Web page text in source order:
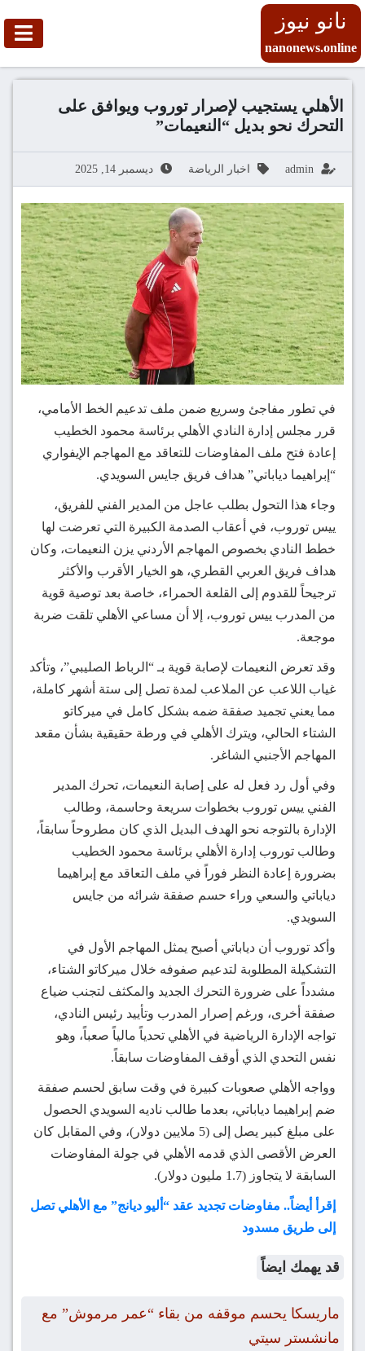
نانو نيوز
nanonews.online
الأهلي يستجيب لإصرار توروب ويوافق على
التحرك نحو بديل “النعيمات”
admin اخبار الرياضة ديسمبر 14, 2025
في تطور مفاجئ وسريع ضمن ملف تدعيم الخط الأمامي،
قرر مجلس إدارة النادي الأهلي برئاسة محمود الخطيب
إعادة فتح ملف المفاوضات للتعاقد مع المهاجم الإيفواري
“إبراهيما دياباتي” هداف فريق جايس السويدي.
وجاء هذا التحول بطلب عاجل من المدير الفني للفريق،
ييس توروب، في أعقاب الصدمة الكبيرة التي تعرضت لها
خطط النادي بخصوص المهاجم الأردني يزن النعيمات، وكان
هداف فريق العربي القطري، هو الخيار الأقرب والأكثر
ترجيحاً للقدوم إلى القلعة الحمراء، خاصة بعد توصية قوية
من المدرب ييس توروب، إلا أن مساعي الأهلي تلقت ضربة
موجعة.
وقد تعرض النعيمات لإصابة قوية بـ “الرباط الصليبي”، وتأكد
غياب اللاعب عن الملاعب لمدة تصل إلى ستة أشهر كاملة،
مما يعني تجميد صفقة ضمه بشكل كامل في ميركاتو
الشتاء الحالي، ويترك الأهلي في ورطة حقيقية بشأن مقعد
المهاجم الأجنبي الشاغر.
وفي أول رد فعل له على إصابة النعيمات، تحرك المدير
الفني ييس توروب بخطوات سريعة وحاسمة، وطالب
الإدارة بالتوجه نحو الهدف البديل الذي كان مطروحاً سابقاً،
وطالب توروب إدارة الأهلي برئاسة محمود الخطيب
بضرورة إعادة النظر فوراً في ملف التعاقد مع إبراهيما
دياباتي والسعي وراء حسم صفقة شرائه من جايس
السويدي.
وأكد توروب أن دياباتي أصبح يمثل المهاجم الأول في
التشكيلة المطلوبة لتدعيم صفوفه خلال ميركاتو الشتاء،
مشدداً على ضرورة التحرك الجديد والمكثف لتجنب ضياع
صفقة أخرى، ورغم إصرار المدرب وتأييد رئيس النادي،
تواجه الإدارة الرياضية في الأهلي تحدياً مالياً صعباً، وهو
نفس التحدي الذي أوقف المفاوضات سابقاً.
وواجه الأهلي صعوبات كبيرة في وقت سابق لحسم صفقة
ضم إبراهيما دياباتي، بعدما طالب ناديه السويدي الحصول
على مبلغ كبير يصل إلى (5 ملايين دولار)، وفي المقابل كان
العرض الأقصى الذي قدمه الأهلي في جولة المفاوضات
السابقة لا يتجاوز (1.7 مليون دولار).
إقرأ أيضاً.. مفاوضات تجديد عقد “أليو ديانج” مع الأهلي تصل
إلى طريق مسدود
قد يهمك ايضاً
ماريسكا يحسم موقفه من بقاء “عمر مرموش” مع
مانشستر سيتي